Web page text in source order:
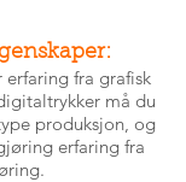
erfaring fra grafisk
må du
produksjon, og
erfaring fra